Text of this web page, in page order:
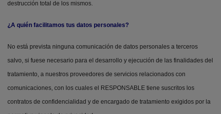
destrucción total de los mismos.
¿A quién facilitamos tus datos personales?
No está prevista ninguna comunicación de datos personales a terceros
salvo, si fuese necesario para el desarrollo y ejecución de las finalidades del
tratamiento, a nuestros proveedores de servicios relacionados con
comunicaciones, con los cuales el RESPONSABLE tiene suscritos los
contratos de confidencialidad y de encargado de tratamiento exigidos por la